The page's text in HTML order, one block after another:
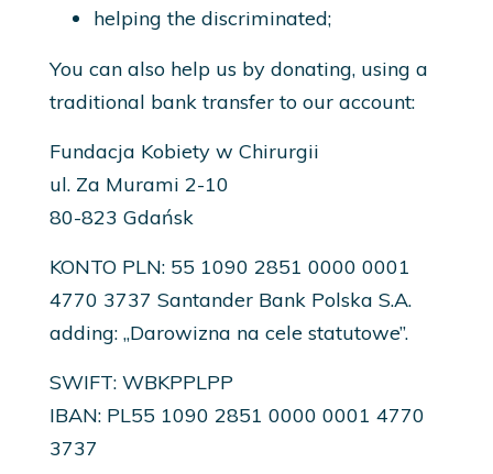
helping the discriminated;
You can also help us by donating, using a
traditional bank transfer to our account:
Fundacja Kobiety w Chirurgii
ul. Za Murami 2-10
80-823 Gdańsk
KONTO PLN: 55 1090 2851 0000 0001
4770 3737 Santander Bank Polska S.A.
adding: „Darowizna na cele statutowe”.
SWIFT: WBKPPLPP
IBAN: PL55 1090 2851 0000 0001 4770
3737